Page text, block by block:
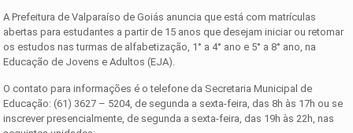
A Prefeitura de Valparaíso de Goiás anuncia que está com matrículas
abertas para estudantes a partir de 15 anos que desejam iniciar ou retomar
os estudos nas turmas de alfabetização, 1° a 4° ano e 5° a 8° ano, na
Educação de Jovens e Adultos (EJA).
O contato para informações é o telefone da Secretaria Municipal de
Educação: (61) 3627 – 5204, de segunda a sexta-feira, das 8h às 17h ou se
inscrever presencialmente, de segunda a sexta-feira, das 19h às 22h, nas